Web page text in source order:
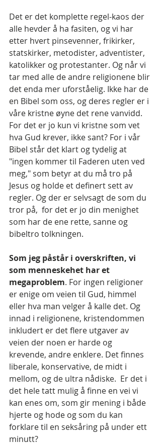
Det er det komplette regel-kaos der
alle hevder å ha fasiten, og vi har
etter hvert pinsevenner, frikirker,
statskirker, metodister, adventister,
katolikker og protestanter. Og når vi
tar med alle de andre religionene blir
det enda mer uforståelig. Ikke har de
en Bibel som oss, og deres regler er i
våre kristne øyne det rene vanvidd.
For det er jo kun vi kristne som vet
hva Gud krever, ikke sant? For i vår
Bibel står det klart og tydelig at
"ingen kommer til Faderen uten ved
meg," som betyr at du må tro på
Jesus og holde et definert sett av
regler. Og der er selvsagt de som du
tror på,  for det er jo din menighet
som har de ene rette, sanne og
bibeltro tolkningen.
Som jeg påstår i overskriften, vi
som menneskehet har et
megaproblem. For ingen religioner
er enige om veien til Gud, himmel
eller hva man velger å kalle det. Og
innad i religionene, kristendommen
inkludert er det flere utgaver av
veien der noen er harde og
krevende, andre enklere. Det finnes
liberale, konservative, de midt i
mellom, og de ultra nådiske.  Er det i
det hele tatt mulig å finne en vei vi
kan enes om, som gir mening i både
hjerte og hode og som du kan
forklare til en seksåring på under ett
minutt?